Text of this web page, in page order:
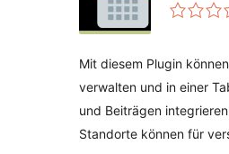
Mit diesem Plugin
verwalten und in einer
und Beiträgen
Standorte können für